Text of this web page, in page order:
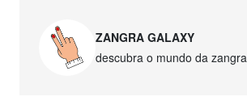
ZANGRA GALAXY
descubra o mundo da zangra